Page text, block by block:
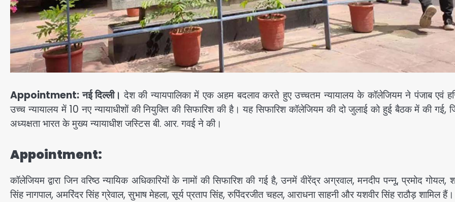
Appointment: नई दिल्ली।देश की न्यायपालिका में एक अहम बदलाव करते हुए उच्चतम न्यायालय के कॉलेजियम ने पंजाब एवं
उच्च न्यायालय में 10 नए न्यायाधीशों की नियुक्ति की सिफारिश की है। यह सिफारिश कॉलेजियम की दो जुलाई को हुई बैठक में की गई,
अध्यक्षता भारत के मुख्य न्यायाधीश जस्टिस बी. आर. गवई ने की।
Appointment:
कॉलेजियम द्वारा जिन वरिष्ठ न्यायिक अधिकारियों के नामों की सिफारिश की गई है, उनमें वीरेंद्र अग्रवाल, मनदीप पन्नू, प्रमोद गोयल,
सिंह नागपाल, अमरिंदर सिंह ग्रेवाल, सुभाष मेहला, सूर्य प्रताप सिंह, रुपिंदरजीत चहल, आराधना साहनी और यशवीर सिंह राठौड़ शामिल हैं।